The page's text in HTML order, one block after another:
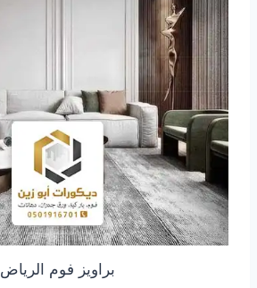
براويز فوم الرياض